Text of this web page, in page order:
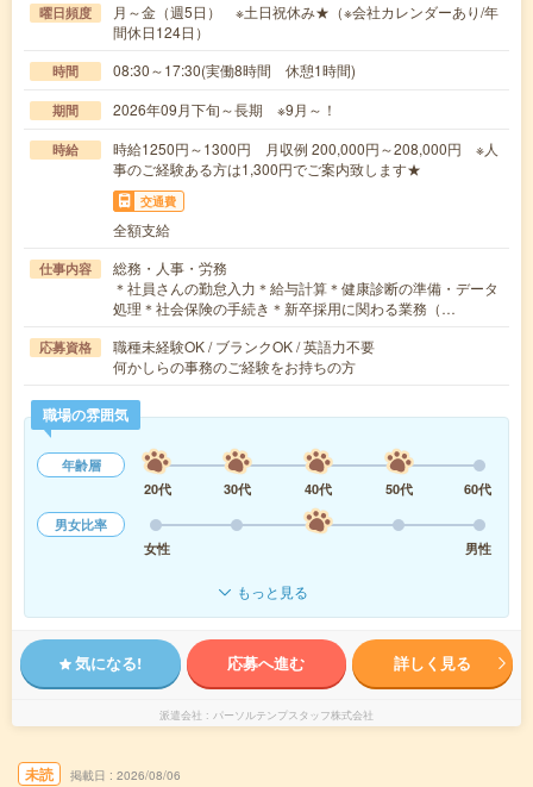
曜日頻度
月～金（週5日） ※土日祝休み★（※会社カレンダーあり/年
間休日124日）
時間 08:30～17:30(実働8時間 休憩1時間)
期間 2026年09月下旬～長期 ※9月～！
時給
時給1250円～1300円 月収例 200,000円～208,000円 ※人
事のご経験ある方は1,300円でご案内致します★
交通費
全額支給
仕事内容
総務・人事・労務
＊社員さんの勤怠入力＊給与計算＊健康診断の準備・データ
処理＊社会保険の手続き＊新卒採用に関わる業務（…
応募資格
職種未経験OK / ブランクOK / 英語力不要
何かしらの事務のご経験をお持ちの方
職場の雰囲気
年齢層
20代
30代 40代 50代
60代
男女比率
女性
男性
もっと見る
気になる! 応募へ進む 詳しく見る
派遣会社 パーソルテンプスタッフ株式会社
未読 掲載日 2026/08/06